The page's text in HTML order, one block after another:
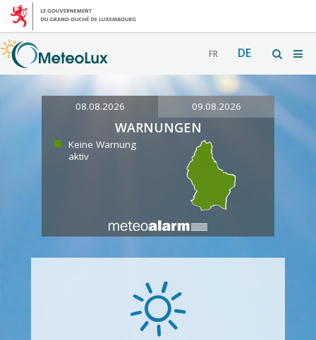
FR DE
08.08.2026 09.08.2026
WARNUNGEN
Keine Warnung
aktiv